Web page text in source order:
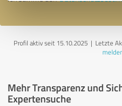
Profil aktiv seit 15.10.2025 | Letzte
Mehr Transparenz und
Expertensuche